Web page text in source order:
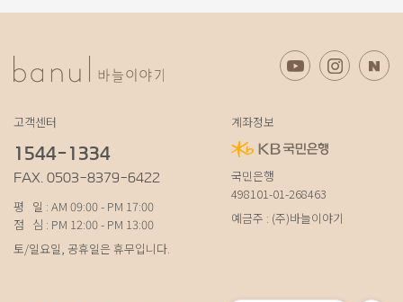
고객센터
1544-1334
FAX. 0503-8379-6422
평 일 : AM 09:00 - PM 17:00
점 심 : PM 12:00 - PM 13:00
토/일요일, 공휴일은 휴무입니다.
계좌정보
국민은행
498101-01-268463
예금주 : (주)바늘이야기